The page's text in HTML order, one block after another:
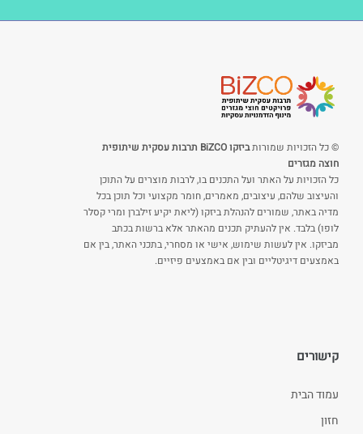
© כל הזכויות שמורות
ביזקו BiZCO תרבות עסקית שיתופית
חוצה מגזרים
כל הזכויות על האתר ועל התכנים בו, לרבות מוצרים על התוכן
והעיצוב שלהם, עיצובים, מאמרים, חומר מקצועי וכל תוכן בכל
מדיה באתר, שמורים להנהלת ביזקו (ליאת יקיע זילברן ומרי קסלר
לופו) בלבד. אין להעתיק תכנים מהאתר אלא ברשות בכתב
מביזקו. אין לעשות שימוש, אישי או מסחרי, בתכני האתר, בין אם
באמצעים דיגיטליים ובין אם באמצעים פיזיים.
קישורים
עמוד הבית
חזון